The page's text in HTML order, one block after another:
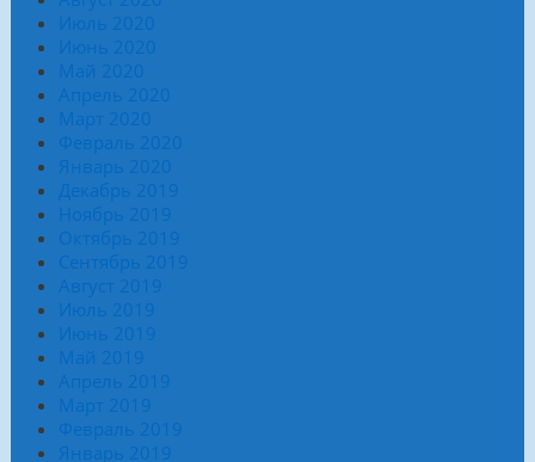
Июль 2020
Июнь 2020
Май 2020
Апрель 2020
Март 2020
Февраль 2020
Январь 2020
Декабрь 2019
Ноябрь 2019
Октябрь 2019
Сентябрь 2019
Август 2019
Июль 2019
Июнь 2019
Май 2019
Апрель 2019
Март 2019
Февраль 2019
Январь 2019